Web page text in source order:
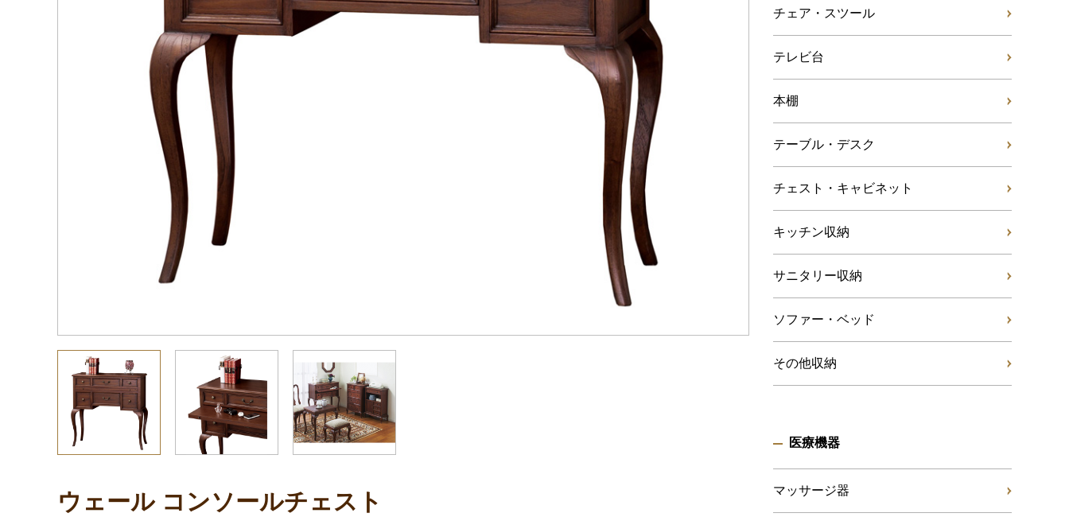
ウェール コンソールチェスト
チェア・スツール
テレビ台
本棚
テーブル・デスク
チェスト・キャビネット
キッチン収納
サニタリー収納
ソファー・ベッド
その他収納
医療機器
マッサージ器